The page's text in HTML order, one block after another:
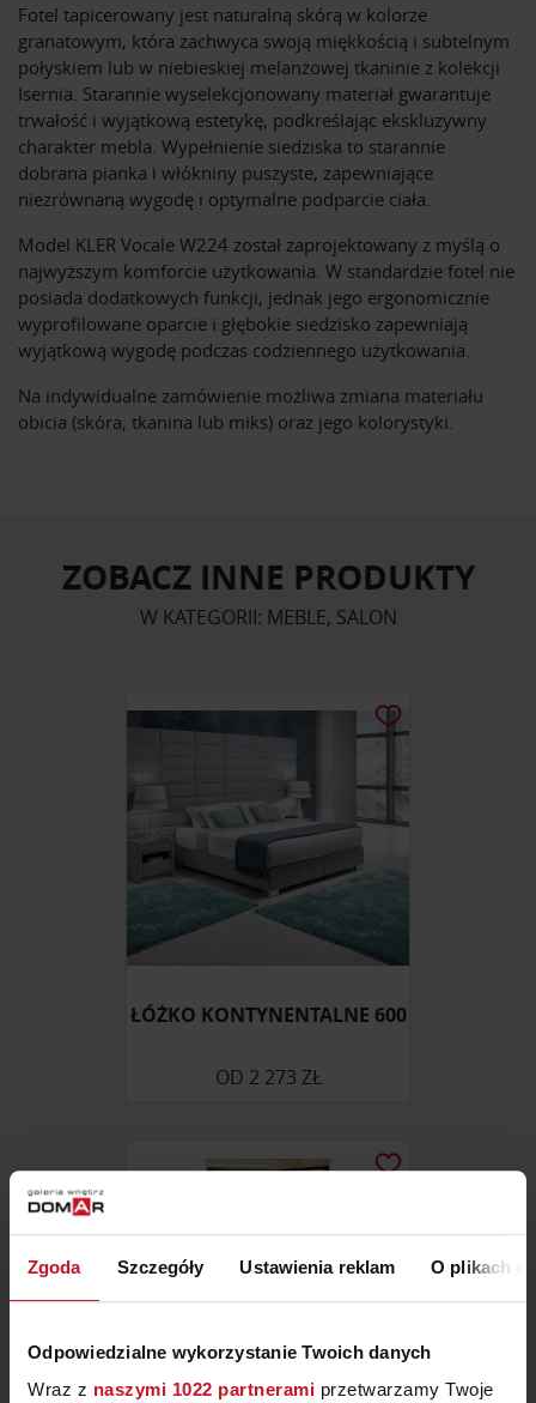
Zgoda Szczegóły Ustawienia reklam O plikach
Odpowiedzialne wykorzystanie Twoich danych
Wraz z naszymi 1022 partnerami przetwarzamy Twoje
Fotel tapicerowany jest naturalną skórą w kolorze
granatowym, która zachwyca swoją miękkością i subtelnym
połyskiem lub w niebieskiej melanżowej tkaninie z kolekcji
Isernia. Starannie wyselekcjonowany materiał gwarantuje
trwałość i wyjątkową estetykę, podkreślając ekskluzywny
charakter mebla. Wypełnienie siedziska to starannie
dobrana pianka i włókniny puszyste, zapewniające
niezrównaną wygodę i optymalne podparcie ciała.
Model KLER Vocale W224 został zaprojektowany z myślą o
najwyższym komforcie użytkowania. W standardzie fotel nie
posiada dodatkowych funkcji, jednak jego ergonomicznie
wyprofilowane oparcie i głębokie siedzisko zapewniają
wyjątkową wygodę podczas codziennego użytkowania.
Na indywidualne zamówienie możliwa zmiana materiału
obicia (skóra, tkanina lub miks) oraz jego kolorystyki.
ZOBACZ INNE PRODUKTY
W KATEGORII: MEBLE, SALON
ŁÓŻKO KONTYNENTALNE 600
OD 2 273 ZŁ